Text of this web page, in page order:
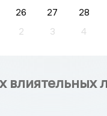
26 27 28
2 3 4
влиятельных